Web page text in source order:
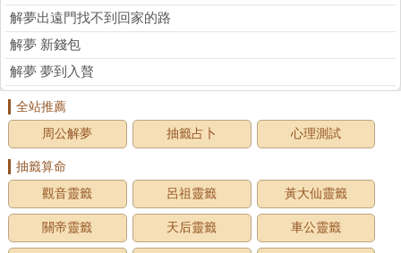
解夢出遠門找不到回家的路
解夢 新錢包
解夢 夢到入贅
全站推薦
周公解夢
抽籤占卜 心理測試
抽籤算命
觀音靈籤
呂祖靈籤 黃大仙靈籤
關帝靈籤 天后靈籤 車公靈籤